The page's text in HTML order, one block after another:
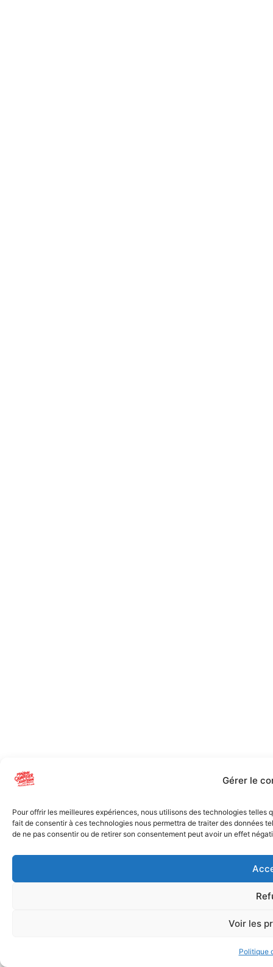
Gérer le
Pour offrir les meilleures expériences, nous utilisons des technologies
fait de consentir à ces technologies nous permettra de traiter des données
de ne pas consentir ou de retirer son consentement peut avoir un effet
Voir les
Politique